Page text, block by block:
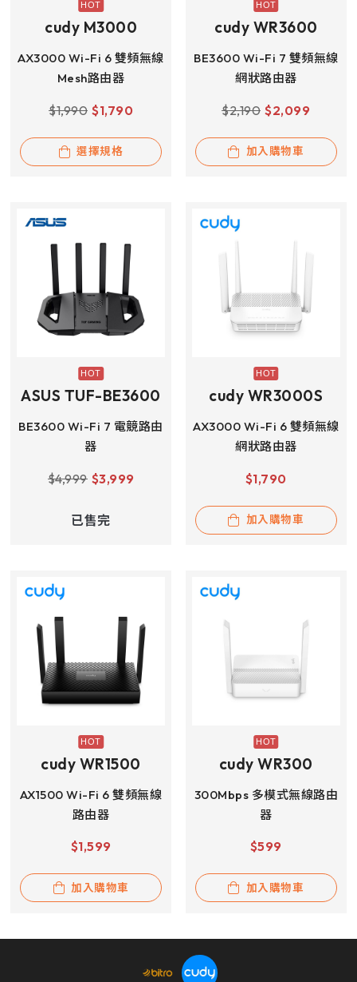
cudy M3000
AX3000 Wi-Fi 6 雙頻無線
Mesh路由器
$1,990 $1,790
選擇規格
cudy WR3600
BE3600 Wi-Fi 7 雙頻無線
網狀路由器
$2,190 $2,099
加入購物車
ASUS TUF-BE3600
BE3600 Wi-Fi 7 電競路由
器
$4,999 $3,999
已售完
cudy WR3000S
AX3000 Wi-Fi 6 雙頻無線
網狀路由器
$1,790
加入購物車
cudy WR1500
AX1500 Wi-Fi 6 雙頻無線
路由器
$1,599
加入購物車
cudy WR300
300Mbps 多模式無線路由
器
$599
加入購物車